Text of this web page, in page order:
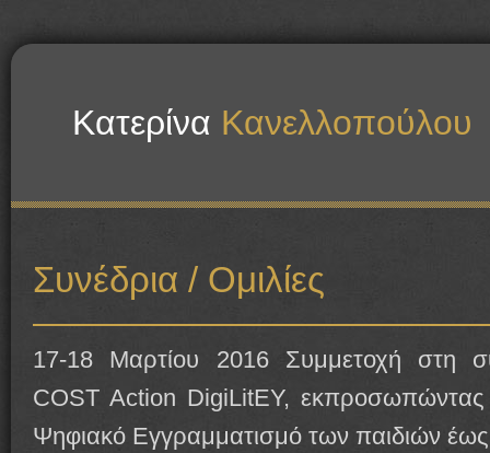
Κατερίνα Κανελλοπούλου
Συνέδρια / Ομιλίες
17-18 Μαρτίου 2016 Συμμετοχή στη
COST Action DigiLitEY,
Ψηφιακό Εγγραμματισμό των παιδιών